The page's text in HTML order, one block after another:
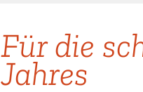
Für die
Jahres